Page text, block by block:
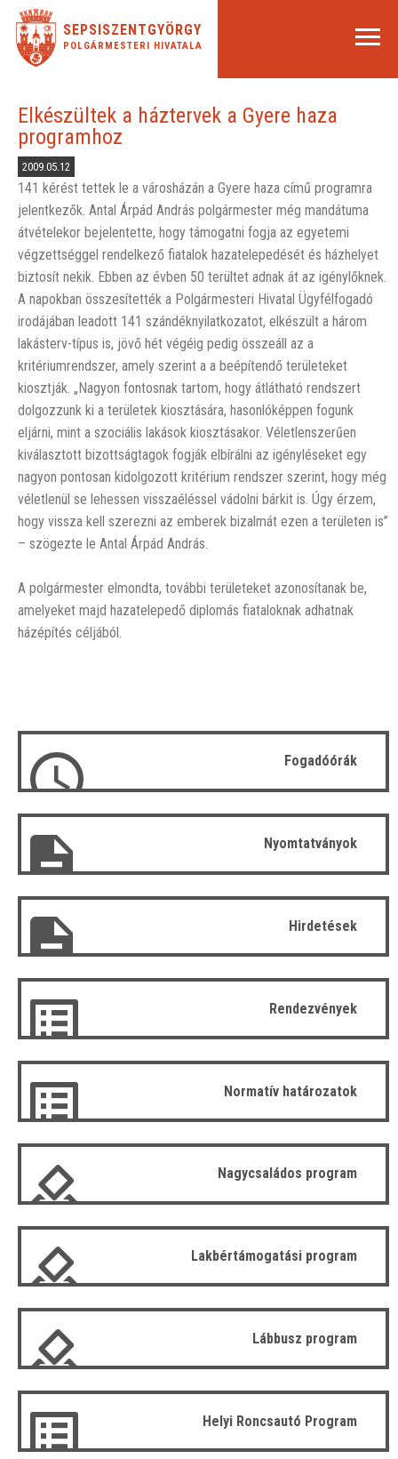
SEPSISZENTGYÖRGY
POLGÁRMESTERI HIVATALA
Elkészültek a háztervek a Gyere haza
programhoz
2009.05.12
141 kérést tettek le a városházán a Gyere haza című programra
jelentkezők. Antal Árpád András polgármester még mandátuma
átvételekor bejelentette, hogy támogatni fogja az egyetemi
végzettséggel rendelkező fiatalok hazatelepedését és házhelyet
biztosít nekik. Ebben az évben 50 terültet adnak át az igénylőknek.
A napokban összesítették a Polgármesteri Hivatal Ügyfélfogadó
irodájában leadott 141 szándéknyilatkozatot, elkészült a három
lakásterv-típus is, jövő hét végéig pedig összeáll az a
kritériumrendszer, amely szerint a a beépítendő területeket
kiosztják. „Nagyon fontosnak tartom, hogy átlátható rendszert
dolgozzunk ki a területek kiosztására, hasonlóképpen fogunk
eljárni, mint a szociális lakások kiosztásakor. Véletlenszerűen
kiválasztott bizottságtagok fogják elbírálni az igényléseket egy
nagyon pontosan kidolgozott kritérium rendszer szerint, hogy még
véletlenül se lehessen visszaéléssel vádolni bárkit is. Úgy érzem,
hogy vissza kell szerezni az emberek bizalmát ezen a területen is”
– szögezte le Antal Árpád András.
A polgármester elmondta, további területeket azonosítanak be,
amelyeket majd hazatelepedő diplomás fiataloknak adhatnak
házépítés céljából.
Fogadóórák
Nyomtatványok
Hirdetések
Rendezvények
Normatív határozatok
Nagycsaládos program
Lakbértámogatási program
Lábbusz program
Helyi Roncsautó Program